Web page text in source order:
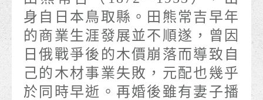
身自日本鳥取縣。田熊常吉早年
的商業生涯發展並不順遂，曾因
日俄戰爭後的木價崩落而導致自
己的木材事業失敗，元配也幾乎
於同時早逝。再婚後雖有妻子播